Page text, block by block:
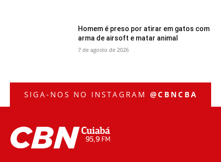
Homem é preso por atirar em gatos com
arma de airsoft e matar animal
7 de agosto de 2026
SIGA-NOS NO INSTAGRAM @CBNCBA